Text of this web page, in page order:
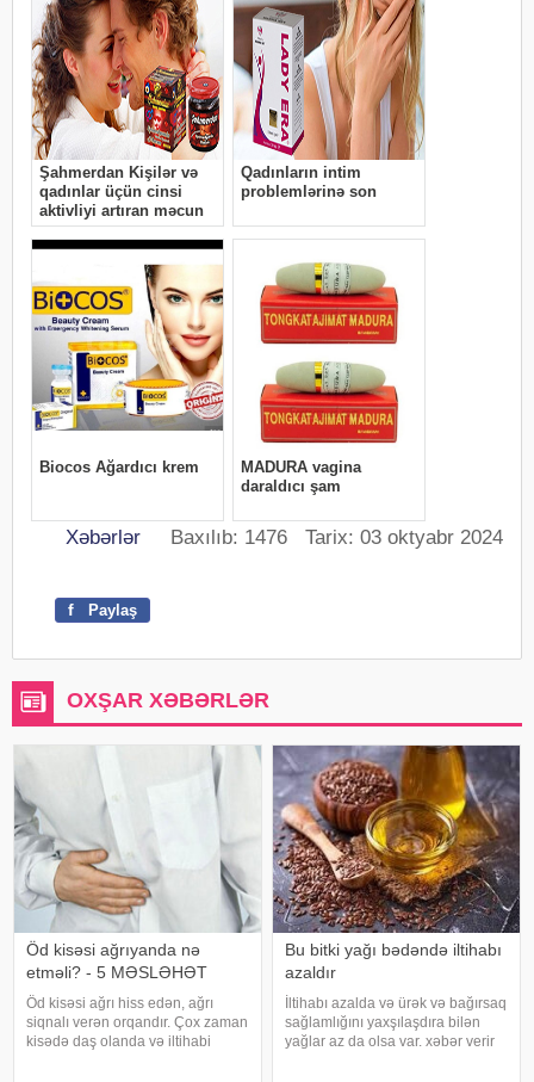
Xəbərlər Baxılıb: 1476 Tarix: 03 oktyabr 2024
f Paylaş
OXŞAR XƏBƏRLƏR
Öd kisəsi ağrıyanda nə
etməli? - 5 MƏSLƏHƏT
Öd kisəsi ağrı hiss edən, ağrı
siqnalı verən orqandır. Çox zaman
kisədə daş olanda və iltihabi
Bu bitki yağı bədəndə iltihabı
azaldır
İltihabı azalda və ürək və bağırsaq
sağlamlığını yaxşılaşdıra bilən
yağlar az da olsa var. xəbər verir